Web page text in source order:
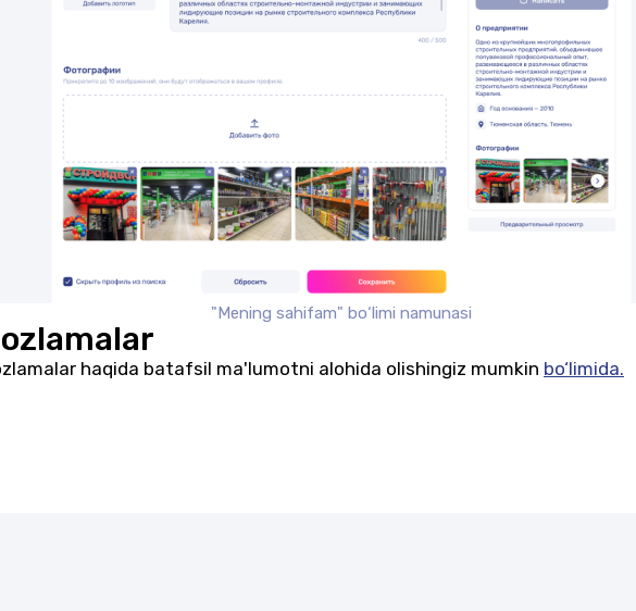
"Mening sahifam" bo‘limi namunasi
haqida batafsil ma'lumotni alohida olishingiz mumkin bo‘limida.